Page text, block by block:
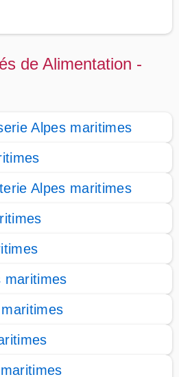
de Alimentation -
Alpes maritimes
Alpes maritimes
maritimes